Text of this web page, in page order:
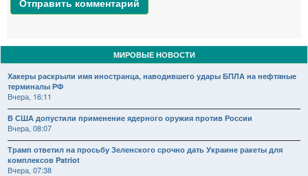
МИРОВЫЕ НОВОСТИ
Хакеры раскрыли имя иностранца, наводившего удары БПЛА на нефтяные
терминалы РФ
Вчера, 16:11
В США допустили применение ядерного оружия против России
Вчера, 08:07
Трамп ответил на просьбу Зеленского срочно дать Украине ракеты для
комплексов Patriot
Вчера, 07:38